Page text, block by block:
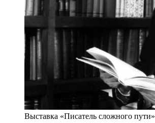
Выставка «Писатель сложного пути»